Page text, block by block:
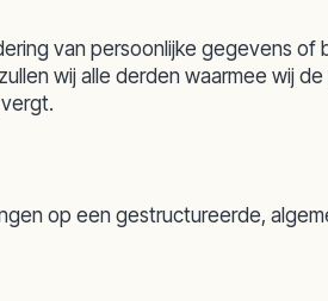
van persoonlijke gegevens of
wij alle derden waarmee wij
op een gestructureerde,